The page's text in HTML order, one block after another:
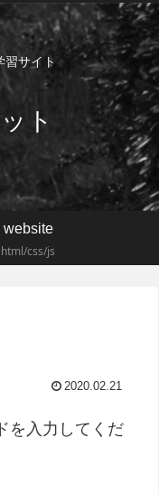
習サイト
ト
website
html/css/js
2020.02.21
を入力してくだ